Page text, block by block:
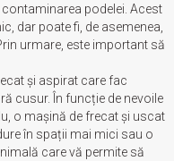
podelei. Acest
dar poate fi, de asemenea,
urmare, este important să
și aspirat care fac
cusur. În funcție de nevoile
o mașină de frecat și uscat
în spații mai mici sau o
care vă permite să